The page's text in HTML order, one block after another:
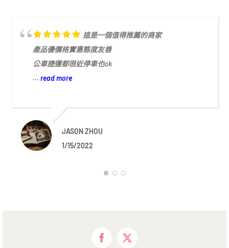
這是一個值得推薦的商家
產品優價格實惠態度友善
公車捷運都很近停車也ok
... read more
JASON ZHOU
1/15/2022
Facebook
X